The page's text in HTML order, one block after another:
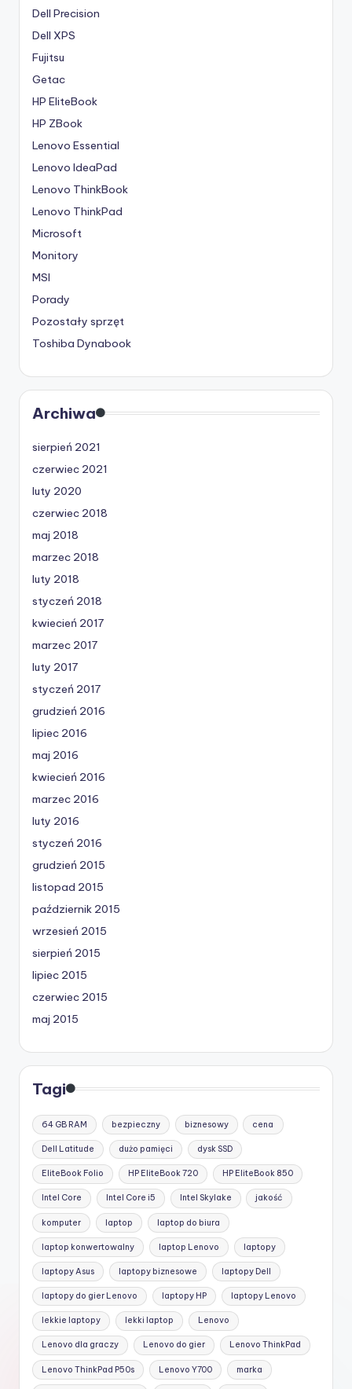
Dell Precision
Dell XPS
Fujitsu
Getac
HP EliteBook
HP ZBook
Lenovo Essential
Lenovo IdeaPad
Lenovo ThinkBook
Lenovo ThinkPad
Microsoft
Monitory
MSI
Porady
Pozostały sprzęt
Toshiba Dynabook
Archiwa
sierpień 2021
czerwiec 2021
luty 2020
czerwiec 2018
maj 2018
marzec 2018
luty 2018
styczeń 2018
kwiecień 2017
marzec 2017
luty 2017
styczeń 2017
grudzień 2016
lipiec 2016
maj 2016
kwiecień 2016
marzec 2016
luty 2016
styczeń 2016
grudzień 2015
listopad 2015
październik 2015
wrzesień 2015
sierpień 2015
lipiec 2015
czerwiec 2015
maj 2015
Tagi
64 GB RAM bezpieczny biznesowy cena
Dell Latitude dużo pamięci dysk SSD
EliteBook Folio HP EliteBook 720 HP EliteBook 850
Intel Core Intel Core i5 Intel Skylake jakość
komputer laptop laptop do biura
laptop konwertowalny laptop Lenovo laptopy
laptopy Asus laptopy biznesowe laptopy Dell
laptopy do gier Lenovo laptopy HP laptopy Lenovo
lekkie laptopy lekki laptop Lenovo
Lenovo dla graczy Lenovo do gier Lenovo ThinkPad
Lenovo ThinkPad P50s Lenovo Y700 marka